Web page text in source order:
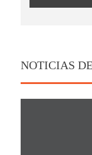
NOTICIAS